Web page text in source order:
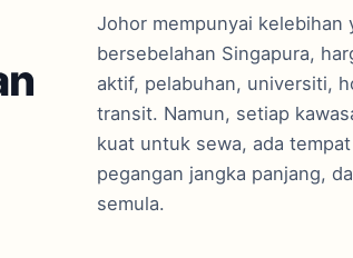
Johor mempunyai kelebihan
bersebelahan Singapura,
aktif, pelabuhan, universiti,
transit. Namun, setiap
kuat untuk sewa, ada
pegangan jangka panjang,
semula.